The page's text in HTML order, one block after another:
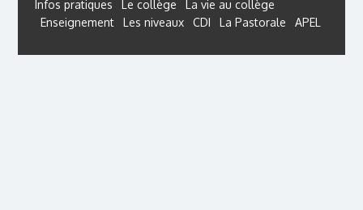
Infos pratiques Le collège
La vie au collège
Enseignement
Les niveaux CDI La Pastorale APEL